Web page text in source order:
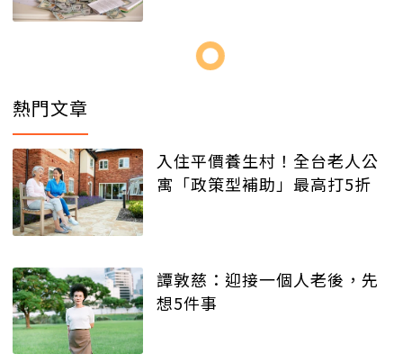
熱門文章
入住平價養生村！全台老人公
寓「政策型補助」最高打5折
譚敦慈：迎接一個人老後，先
想5件事